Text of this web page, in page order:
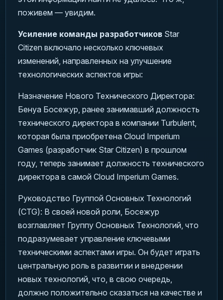
поживем — увидим.
Усиление команды разработчиков Star
Citizen включало несколько ключевых
изменений, направленных на улучшение
технологических аспектов игры:
Назначение Нового Технического Директора:
Бенуа Босежур, ранее занимавший должность
технического директора в компании Turbulent,
которая была приобретена Cloud Imperium
Games (разработчик Star Citizen) в прошлом
году, теперь занимает должность технического
директора в самой Cloud Imperium Games.
Руководство Группой Основных Технологий
(CTG): В своей новой роли, Босежур
возглавляет Группу Основных Технологий, что
подразумевает управление ключевыми
техническими аспектами игры. Он будет играть
центральную роль в развитии и внедрении
новых технологий, что, в свою очередь,
должно положительно сказаться на качестве и